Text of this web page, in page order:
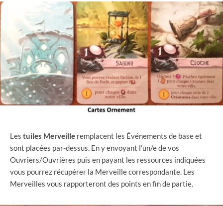
Les tuiles Merveille remplacent les Événements de base et
sont placées par-dessus. En y envoyant l’un/e de vos
Ouvriers/Ouvrières puis en payant les ressources indiquées
vous pourrez récupérer la Merveille correspondante. Les
Merveilles vous rapporteront des points en fin de partie.